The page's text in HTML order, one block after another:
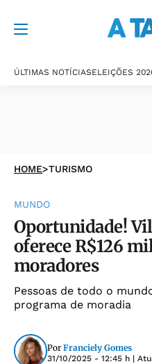
ÚLTIMAS NOTÍCIASELEIÇÕES
HOME>TURISMO
MUNDO
Oportunidade!
oferece R$126
moradores
Pessoas de todo o
programa de moradia
Por Franciely Gomes
31/10/2025 - 12:45 h |